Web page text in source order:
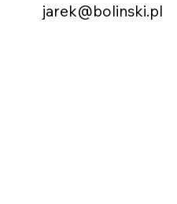
jarek@bolinski.pl